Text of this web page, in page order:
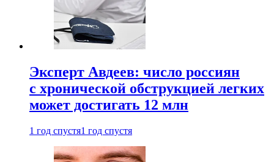
Эксперт Авдеев: число россиян
с хронической обструкцией легких
может достигать 12 млн
1 год спустя1 год спустя